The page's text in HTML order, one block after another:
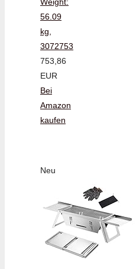
56.09
kg,
3072753
753,86
EUR
Bei
Amazon
kaufen
Neu